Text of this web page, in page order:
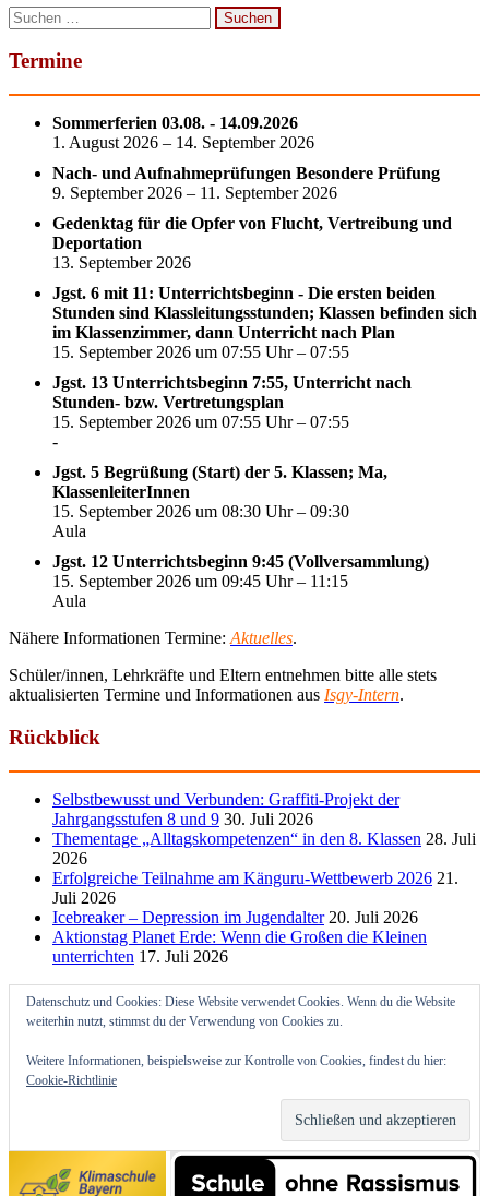
Suchen
nach:
Termine
Sommerferien 03.08. - 14.09.2026
1. August 2026 – 14. September 2026
Nach- und Aufnahmeprüfungen Besondere Prüfung
9. September 2026 – 11. September 2026
Gedenktag für die Opfer von Flucht, Vertreibung und
Deportation
13. September 2026
Jgst. 6 mit 11: Unterrichtsbeginn - Die ersten beiden
Stunden sind Klassleitungsstunden; Klassen befinden sich
im Klassenzimmer, dann Unterricht nach Plan
15. September 2026 um 07:55 Uhr – 07:55
Jgst. 13 Unterrichtsbeginn 7:55, Unterricht nach
Stunden- bzw. Vertretungsplan
15. September 2026 um 07:55 Uhr – 07:55
-
Jgst. 5 Begrüßung (Start) der 5. Klassen; Ma,
KlassenleiterInnen
15. September 2026 um 08:30 Uhr – 09:30
Aula
Jgst. 12 Unterrichtsbeginn 9:45 (Vollversammlung)
15. September 2026 um 09:45 Uhr – 11:15
Aula
Nähere Informationen Termine: Aktuelles.
Schüler/innen, Lehrkräfte und Eltern entnehmen bitte alle stets
aktualisierten Termine und Informationen aus Isgy-Intern.
Rückblick
Selbstbewusst und Verbunden: Graffiti-Projekt der
Jahrgangsstufen 8 und 9 30. Juli 2026
Thementage „Alltagskompetenzen“ in den 8. Klassen 28. Juli
2026
Erfolgreiche Teilnahme am Känguru-Wettbewerb 2026 21.
Juli 2026
Icebreaker – Depression im Jugendalter 20. Juli 2026
Aktionstag Planet Erde: Wenn die Großen die Kleinen
unterrichten 17. Juli 2026
Datenschutz und Cookies: Diese Website verwendet Cookies. Wenn du die Website
weiterhin nutzt, stimmst du der Verwendung von Cookies zu.
Weitere Informationen, beispielsweise zur Kontrolle von Cookies, findest du hier:
Cookie-Richtlinie